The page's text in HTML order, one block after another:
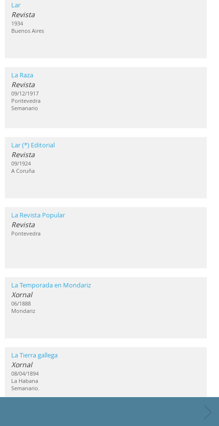
Lar
Revista
1934
Buenos Aires
La Raza
Revista
09/12/1917
Pontevedra
Semanario
Lar (*) Editorial
Revista
09/1924
A Coruña
La Revista Popular
Revista
Pontevedra
La Temporada en Mondariz
Xornal
06/1888
Mondariz
La Tierra gallega
Xornal
08/04/1894
La Habana
Semanario.